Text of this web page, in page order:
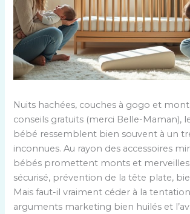
Nuits hachées, couches à gogo et
conseils gratuits (merci Belle-Maman),
bébé ressemblent bien souvent à un
inconnues. Au rayon des accessoires
bébés promettent monts et
sécurisé, prévention de la tête plate,
Mais faut-il vraiment céder à la
arguments marketing bien huilés et